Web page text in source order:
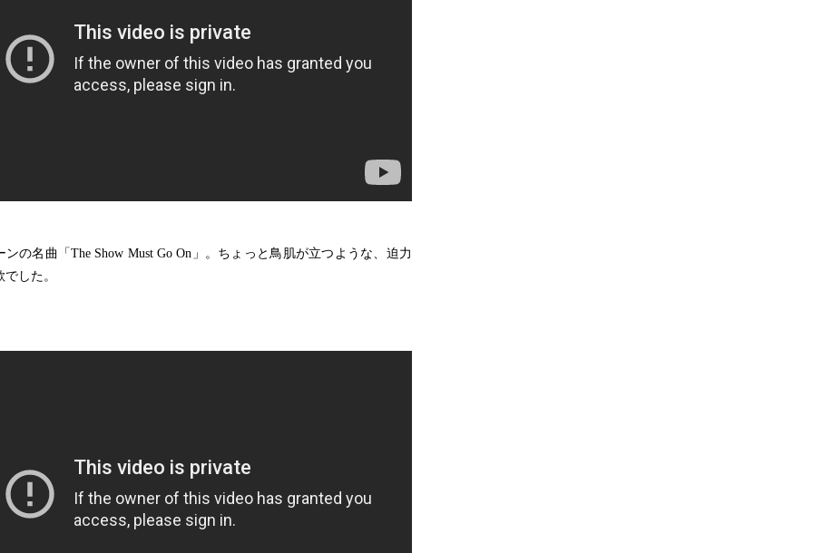
ンの名曲「The Show Must Go On」。ちょっと鳥肌が立つような、迫力
した。